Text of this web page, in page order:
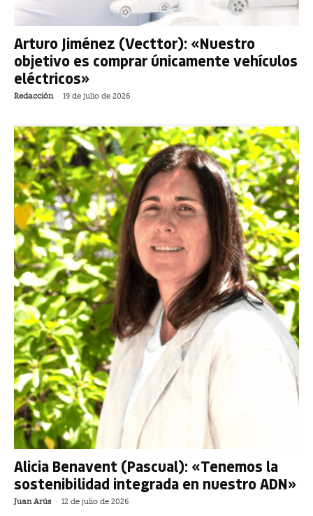
Arturo Jiménez (Vecttor): «Nuestro
objetivo es comprar únicamente vehículos
eléctricos»
Redacción - 19 de julio de 2026
Alicia Benavent (Pascual): «Tenemos la
sostenibilidad integrada en nuestro ADN»
Juan Arús - 12 de julio de 2026